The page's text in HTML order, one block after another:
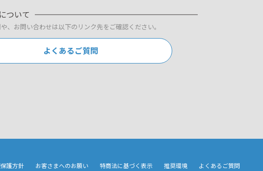
ついて
、お問い合わせは以下のリンク先をご確認ください。
よくあるご質問
護方針 お客さまへのお願い 特商法に基づく表示 推奨環境 よくあるご質問